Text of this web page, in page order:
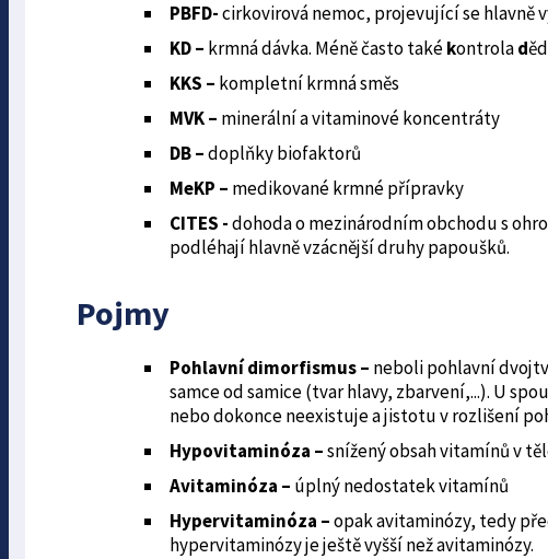
PBFD-cirkovirová nemoc, projevující se hlavně
KD – krmná dávka. Méně často takékontrolad
KKS – kompletní krmná směs
MVK – minerální a vitaminové koncentráty
DB –doplňky biofaktorů
MeKP – medikované krmné přípravky
CITES -dohoda o mezinárodním obchodu s
podléhají hlavně vzácnější druhy papoušků.
Pojmy
Pohlavní dimorfismus – neboli pohlavní
samce od samice (tvar hlavy, zbarvení,...). U
nebo dokonce neexistuje a jistotu v rozlišení
Hypovitaminóza –snížený obsah vitamínů v
Avitaminóza – úplný nedostatek vitamínů
Hypervitaminóza –opak avitaminózy, tedy
hypervitaminózy je ještě vyšší než avitaminózy.